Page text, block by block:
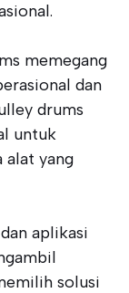
memegang
dan
drums
untuk
alat yang
aplikasi
solusi